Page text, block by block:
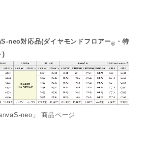
neo対応品(ダイヤモンドフロアー® ・特
)
neo」 商品ページ